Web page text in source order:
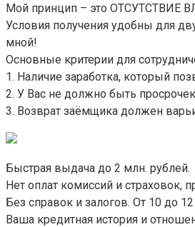
Мой принцип – это ОТСУТСТВИЕ
Условия получения удобны для
мной!
Основные критерии для
1. Наличие заработка, который
2. У Вас не должно быть
3. Возврат заёмщика должен
Быстрая выдача до 2 млн. рублей.
Нет оплат комиссий и страховок,
Без справок и залогов. От 10 до
Ваша кредитная история и